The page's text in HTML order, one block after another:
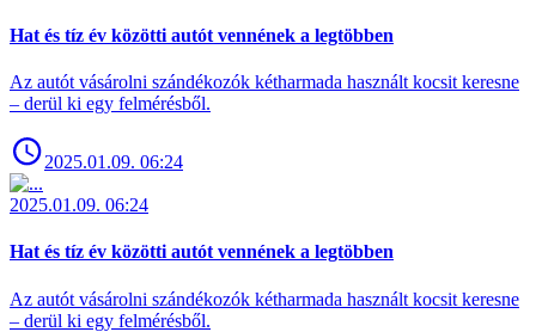
Hat és tíz év közötti autót vennének a legtöbben
Az autót vásárolni szándékozók kétharmada használt kocsit keresne
– derül ki egy felmérésből.
2025.01.09. 06:24
2025.01.09. 06:24
Hat és tíz év közötti autót vennének a legtöbben
Az autót vásárolni szándékozók kétharmada használt kocsit keresne
– derül ki egy felmérésből.